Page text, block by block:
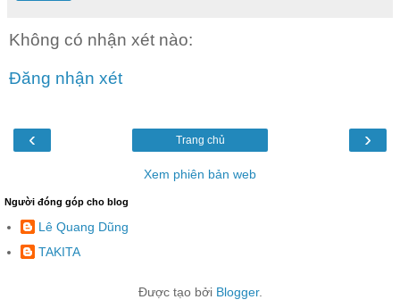
Không có nhận xét nào:
Đăng nhận xét
‹ ›
Trang chủ
Xem phiên bản web
Người đóng góp cho blog
Lê Quang Dũng
TAKITA
Được tạo bởi Blogger.